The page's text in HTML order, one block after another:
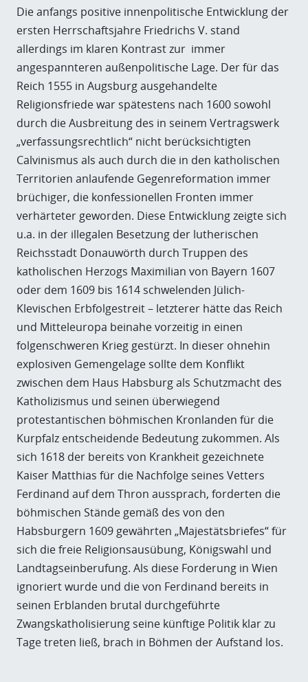
Die anfangs positive innenpolitische Entwicklung der
ersten Herrschaftsjahre Friedrichs V. stand
allerdings im klaren Kontrast zur immer
angespannteren außenpolitische Lage. Der für das
Reich 1555 in Augsburg ausgehandelte
Religionsfriede war spätestens nach 1600 sowohl
durch die Ausbreitung des in seinem Vertragswerk
„verfassungsrechtlich“ nicht berücksichtigten
Calvinismus als auch durch die in den katholischen
Territorien anlaufende Gegenreformation immer
brüchiger, die konfessionellen Fronten immer
verhärteter geworden. Diese Entwicklung zeigte sich
u.a. in der illegalen Besetzung der lutherischen
Reichsstadt Donauwörth durch Truppen des
katholischen Herzogs Maximilian von Bayern 1607
oder dem 1609 bis 1614 schwelenden Jülich-
Klevischen Erbfolgestreit – letzterer hätte das Reich
und Mitteleuropa beinahe vorzeitig in einen
folgenschweren Krieg gestürzt. In dieser ohnehin
explosiven Gemengelage sollte dem Konflikt
zwischen dem Haus Habsburg als Schutzmacht des
Katholizismus und seinen überwiegend
protestantischen böhmischen Kronlanden für die
Kurpfalz entscheidende Bedeutung zukommen. Als
sich 1618 der bereits von Krankheit gezeichnete
Kaiser Matthias für die Nachfolge seines Vetters
Ferdinand auf dem Thron aussprach, forderten die
böhmischen Stände gemäß des von den
Habsburgern 1609 gewährten „Majestätsbriefes“ für
sich die freie Religionsausübung, Königswahl und
Landtagseinberufung. Als diese Forderung in Wien
ignoriert wurde und die von Ferdinand bereits in
seinen Erblanden brutal durchgeführte
Zwangskatholisierung seine künftige Politik klar zu
Tage treten ließ, brach in Böhmen der Aufstand los.